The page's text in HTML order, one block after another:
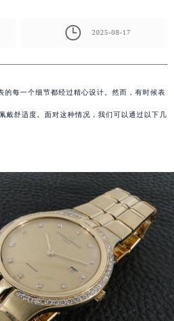
2025-08-17
的每一个细节都经过精心设计。然而，有时候表
戴舒适度。面对这种情况，我们可以通过以下几